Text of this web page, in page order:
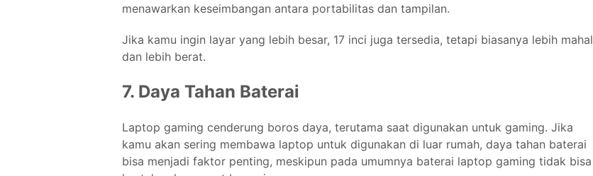
menawarkan keseimbangan antara portabilitas dan tampilan.
Jika kamu ingin layar yang lebih besar, 17 inci juga tersedia, tetapi biasanya lebih mahal
dan lebih berat.
7. Daya Tahan Baterai
Laptop gaming cenderung boros daya, terutama saat digunakan untuk gaming. Jika
kamu akan sering membawa laptop untuk digunakan di luar rumah, daya tahan baterai
bisa menjadi faktor penting, meskipun pada umumnya baterai laptop gaming tidak bisa